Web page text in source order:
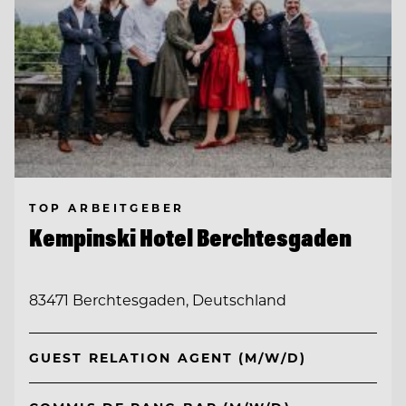
TOP ARBEITGEBER
Kempinski Hotel Berchtesgaden
83471 Berchtesgaden, Deutschland
GUEST RELATION AGENT (M/W/D)